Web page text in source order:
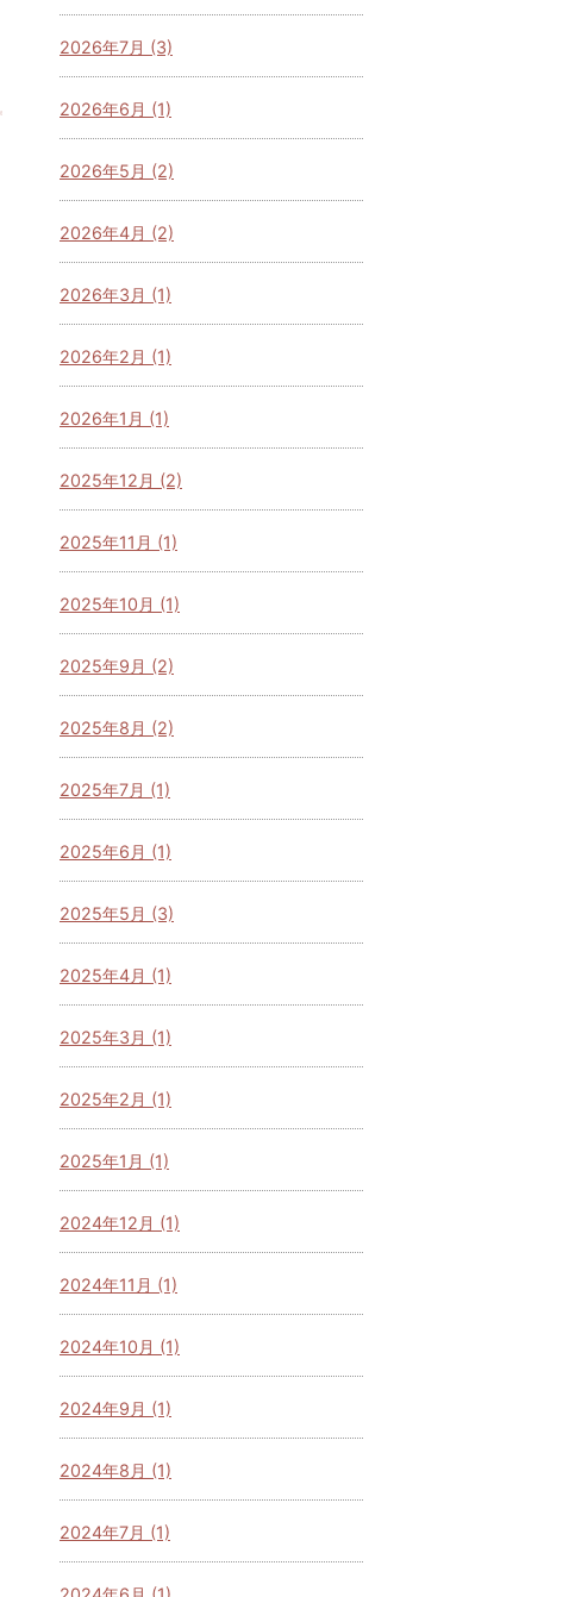
2026年7月 (3)
2026年6月 (1)
2026年5月 (2)
2026年4月 (2)
2026年3月 (1)
2026年2月 (1)
2026年1月 (1)
2025年12月 (2)
2025年11月 (1)
2025年10月 (1)
2025年9月 (2)
2025年8月 (2)
2025年7月 (1)
2025年6月 (1)
2025年5月 (3)
2025年4月 (1)
2025年3月 (1)
2025年2月 (1)
2025年1月 (1)
2024年12月 (1)
2024年11月 (1)
2024年10月 (1)
2024年9月 (1)
2024年8月 (1)
2024年7月 (1)